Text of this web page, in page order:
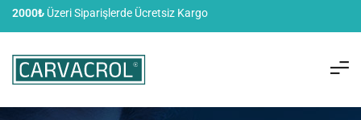
2000₺ Üzeri Siparişlerde Ücretsiz Kargo